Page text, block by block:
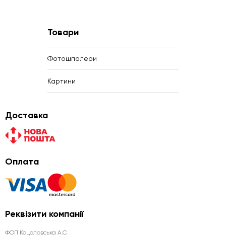
Товари
Фотошпалери
Картини
Доставка
Оплата
Реквізити компанії
ФОП Коцоловська А.С.